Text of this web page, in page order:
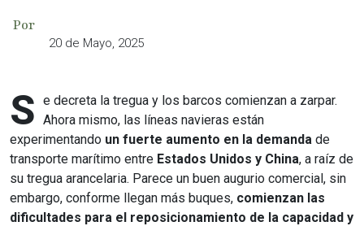
Por
20 de Mayo, 2025
S e decreta la tregua y los barcos comienzan a zarpar.
Ahora mismo, las líneas navieras están
experimentando un fuerte aumento en la demanda de
transporte marítimo entre Estados Unidos y China, a raíz de
su tregua arancelaria. Parece un buen augurio comercial, sin
embargo, conforme llegan más buques, comienzan las
dificultades para el reposicionamiento de la capacidad y